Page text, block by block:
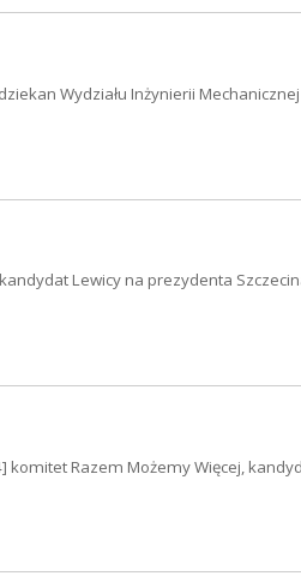
Wydziału Inżynierii
Lewicy na prezydenta
komitet Razem Możemy Więcej,